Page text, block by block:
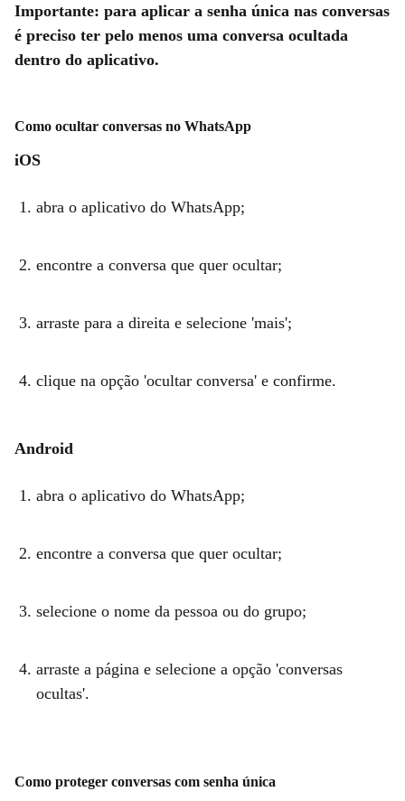
Importante: para aplicar a senha única nas conversas
é preciso ter pelo menos uma conversa ocultada
dentro do aplicativo.
Como ocultar conversas no WhatsApp
iOS
abra o aplicativo do WhatsApp;
encontre a conversa que quer ocultar;
arraste para a direita e selecione 'mais';
clique na opção 'ocultar conversa' e confirme.
Android
abra o aplicativo do WhatsApp;
encontre a conversa que quer ocultar;
selecione o nome da pessoa ou do grupo;
arraste a página e selecione a opção 'conversas
ocultas'.
Como proteger conversas com senha única